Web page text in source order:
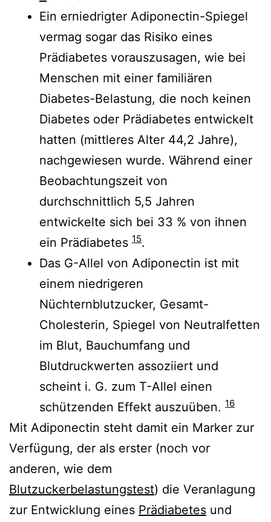
Ein erniedrigter Adiponectin-Spiegel
vermag sogar das Risiko eines
Prädiabetes vorauszusagen, wie bei
Menschen mit einer familiären
Diabetes-Belastung, die noch keinen
Diabetes oder Prädiabetes entwickelt
hatten (mittleres Alter 44,2 Jahre),
nachgewiesen wurde. Während einer
Beobachtungszeit von
durchschnittlich 5,5 Jahren
entwickelte sich bei 33 % von ihnen
ein Prädiabetes 15.
Das G-Allel von Adiponectin ist mit
einem niedrigeren
Nüchternblutzucker, Gesamt-
Cholesterin, Spiegel von Neutralfetten
im Blut, Bauchumfang und
Blutdruckwerten assoziiert und
scheint i. G. zum T-Allel einen
schützenden Effekt auszuüben. 16
Mit Adiponectin steht damit ein Marker zur
Verfügung, der als erster (noch vor
anderen, wie dem
Blutzuckerbelastungstest) die Veranlagung
zur Entwicklung eines Prädiabetes und